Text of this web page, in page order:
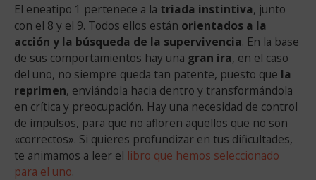
El eneatipo 1 pertenece a la triada instintiva, junto
con el 8 y el 9. Todos ellos están orientados a la
acción y la búsqueda de la supervivencia. En la base
de sus comportamientos hay una gran ira, en el caso
del uno, no siempre queda tan patente, puesto que la
reprimen, enviándola hacia dentro y transformándola
en crítica y preocupación. Hay una necesidad de control
de impulsos, para que no afloren aquellos que no son
«correctos». Si quieres profundizar en tus dificultades,
te animamos a leer el libro que hemos seleccionado
para el uno.